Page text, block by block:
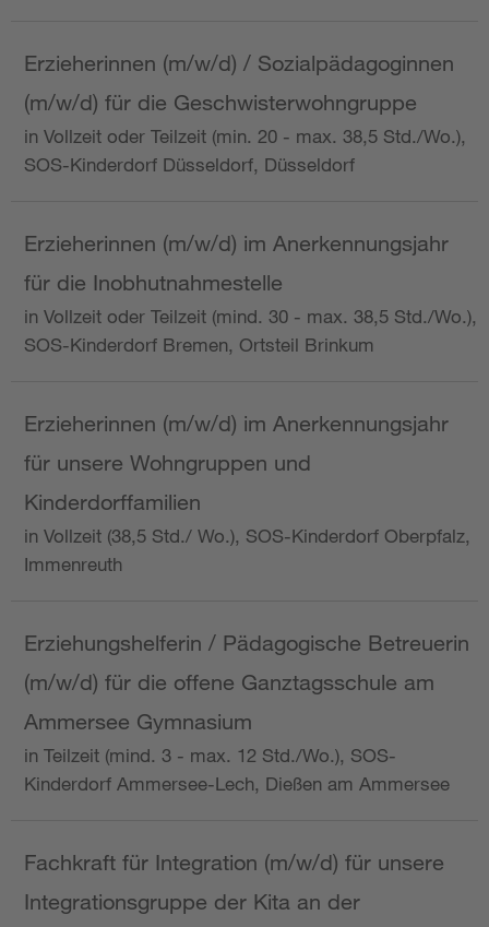
Erzieherinnen (m/w/d) / Sozialpädagoginnen
(m/w/d) für die Geschwisterwohngruppe
in Vollzeit oder Teilzeit (min. 20 - max. 38,5 Std./Wo.),
SOS-Kinderdorf Düsseldorf, Düsseldorf
Erzieherinnen (m/w/d) im Anerkennungsjahr
für die Inobhutnahmestelle
in Vollzeit oder Teilzeit (mind. 30 - max. 38,5 Std./Wo.),
SOS-Kinderdorf Bremen, Ortsteil Brinkum
Erzieherinnen (m/w/d) im Anerkennungsjahr
für unsere Wohngruppen und
Kinderdorffamilien
in Vollzeit (38,5 Std./ Wo.), SOS-Kinderdorf Oberpfalz,
Immenreuth
Erziehungshelferin / Pädagogische Betreuerin
(m/w/d) für die offene Ganztagsschule am
Ammersee Gymnasium
in Teilzeit (mind. 3 - max. 12 Std./Wo.), SOS-
Kinderdorf Ammersee-Lech, Dießen am Ammersee
Fachkraft für Integration (m/w/d) für unsere
Integrationsgruppe der Kita an der